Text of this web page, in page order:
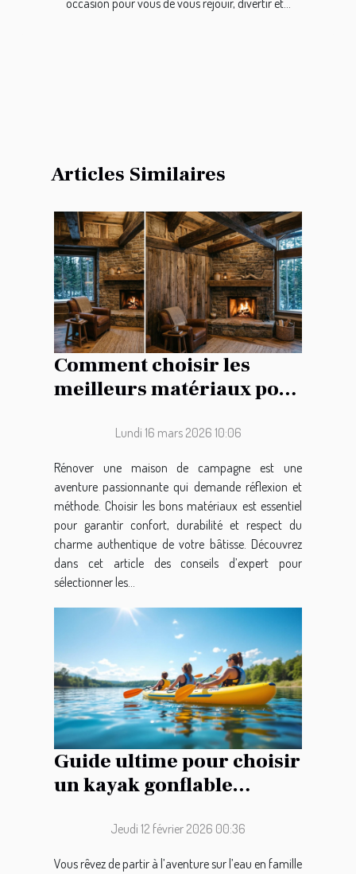
occasion pour vous de vous réjouir, divertir et...
Articles Similaires
Comment choisir les
meilleurs matériaux pour
maison de campagne ?
Lundi 16 mars 2026 10:06
Rénover une maison de campagne est une
aventure passionnante qui demande réflexion et
méthode. Choisir les bons matériaux est essentiel
pour garantir confort, durabilité et respect du
charme authentique de votre bâtisse. Découvrez
dans cet article des conseils d’expert pour
sélectionner les...
Guide ultime pour choisir
un kayak gonflable
Jeudi 12 février 2026 00:36
Vous rêvez de partir à l’aventure sur l’eau en famille